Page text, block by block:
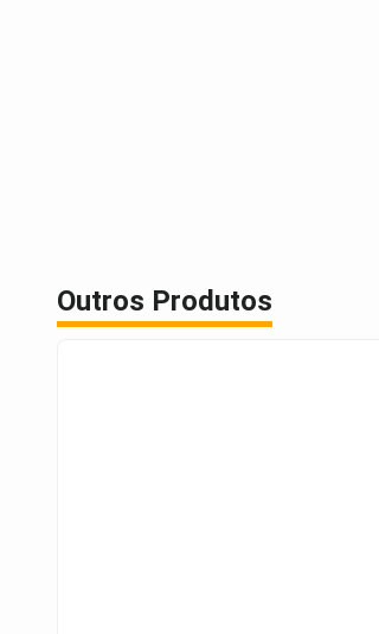
Outros Produtos